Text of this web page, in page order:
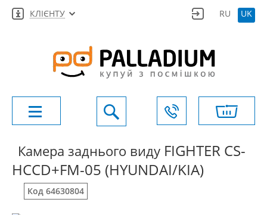
КЛІЄНТУ RU UK
Камера заднього виду FIGHTER CS-
HCCD+FM-05 (HYUNDAI/KIA)
Код 64630804